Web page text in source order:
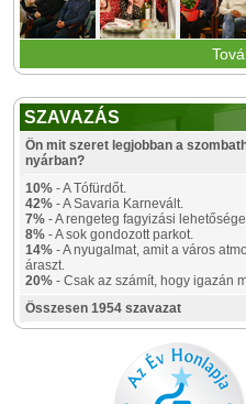
SZAVAZÁS
Ön mit szeret legjobban a
nyárban?
10% - A Tófürdőt.
42% - A Savaria Karnevált.
7% - A rengeteg fagyizási
8% - A sok gondozott parkot.
14% - A nyugalmat, amit a város
áraszt.
20% - Csak az számít, hogy igazán
Összesen 1954 szavazat